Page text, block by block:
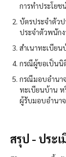
การทำประโยช
บัตรประจำตัว
ประจำตัวพนัก
สำเนาทะเบียน
กรณีผู้ขอเป็นนิ
กรณีมอบอำนา
ทะเบียนบ้าน
ผู้รับมอบอำนา
สรุป - ประ